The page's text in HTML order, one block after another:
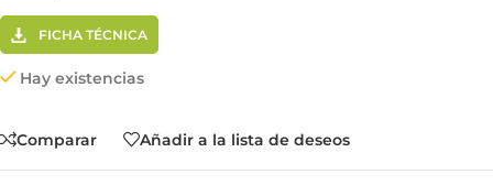
FICHA TÉCNICA
Hay existencias
Comparar Añadir a la lista de deseos